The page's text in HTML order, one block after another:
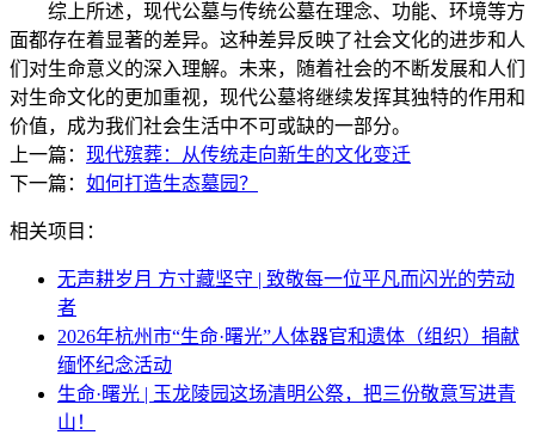
综上所述，现代公墓与传统公墓在理念、功能、环境等方
面都存在着显著的差异。这种差异反映了社会文化的进步和人
们对生命意义的深入理解。未来，随着社会的不断发展和人们
对生命文化的更加重视，现代公墓将继续发挥其独特的作用和
价值，成为我们社会生活中不可或缺的一部分。
上一篇： 现代殡葬：从传统走向新生的文化变迁
下一篇： 如何打造生态墓园？
相关项目：
无声耕岁月 方寸藏坚守 | 致敬每一位平凡而闪光的劳动
者
2026年杭州市“生命·曙光”人体器官和遗体（组织）捐献
缅怀纪念活动
生命·曙光 | 玉龙陵园这场清明公祭，把三份敬意写进青
山！